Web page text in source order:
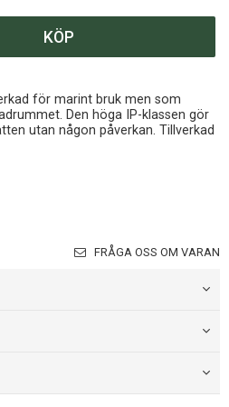
KÖP
för marint bruk men som
Den höga IP-klassen gör
utan någon påverkan. Tillverkad
FRÅGA OSS OM VARAN